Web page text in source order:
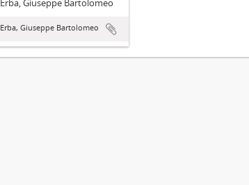
Erba, Giuseppe Bartolomeo
Erba, Giuseppe Bartolomeo